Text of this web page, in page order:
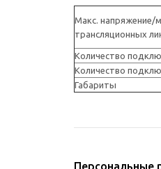
Макс. напряжение/
трансляционных
Количество
Количество
Габариты
Персональные